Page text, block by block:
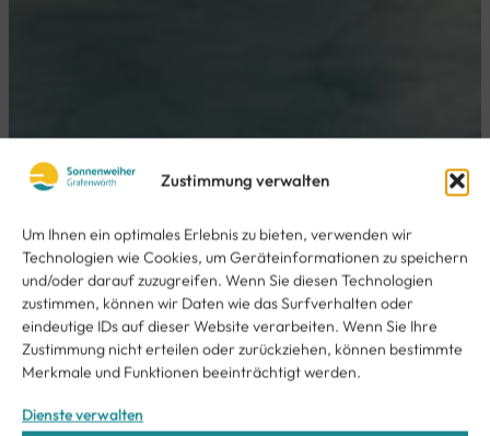
Zustimmung verwalten
Um Ihnen ein optimales Erlebnis zu bieten, verwenden wir
Technologien wie Cookies, um Geräteinformationen zu speichern
und/oder darauf zuzugreifen. Wenn Sie diesen Technologien
zustimmen, können wir Daten wie das Surfverhalten oder
eindeutige IDs auf dieser Website verarbeiten. Wenn Sie Ihre
Zustimmung nicht erteilen oder zurückziehen, können bestimmte
Merkmale und Funktionen beeinträchtigt werden.
Dienste verwalten